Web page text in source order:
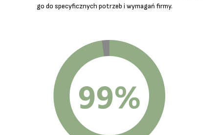
go do specyficznych potrzeb i wymagań firmy.